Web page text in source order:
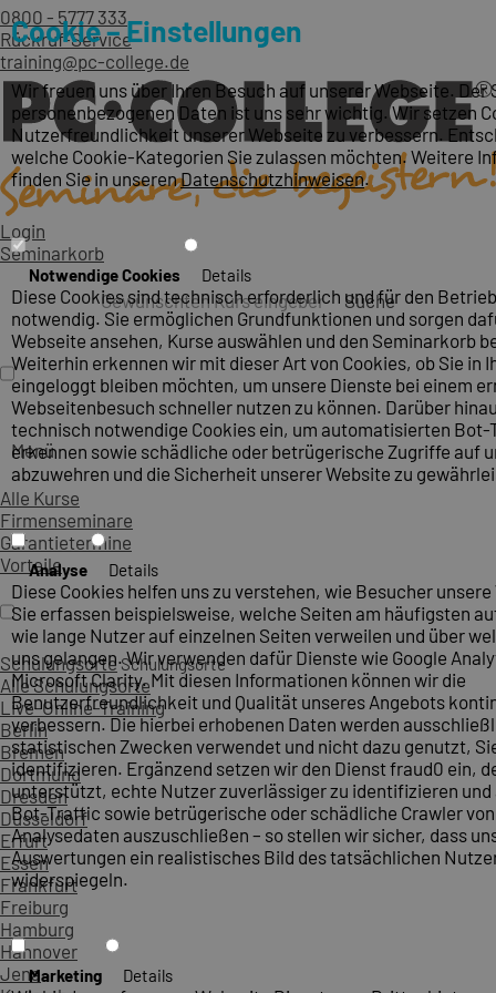
0800 - 5777 333
Rückruf-Service
training@pc-college.de
Login
Seminarkorb
Suche
Menü
Alle Kurse
Firmenseminare
Garantietermine
Vorteile
Schulungsorte Schulungsorte
Alle Schulungsorte
Live-Online-Training
Berlin
Bremen
Dortmund
Dresden
Düsseldorf
Erfurt
Essen
Frankfurt
Freiburg
Hamburg
Hannover
Jena
Cookie – Einstellungen
Wir freuen uns über Ihren Besuch auf unserer Webseite. Der
personenbezogenen Daten ist uns sehr wichtig. Wir setzen
Nutzerfreundlichkeit unserer Webseite zu verbessern.
welche Cookie-Kategorien Sie zulassen möchten. Weitere
finden Sie in unserenDatenschutzhinweisen.
Notwendige Cookies Details
Diese Cookies sind technisch erforderlich und für den
notwendig. Sie ermöglichen Grundfunktionen und sorgen
Webseite ansehen, Kurse auswählen und den Seminarkorb
Weiterhin erkennen wir mit dieser Art von Cookies, ob Sie in
eingeloggt bleiben möchten, um unsere Dienste bei einem
Webseitenbesuch schneller nutzen zu können. Darüber
technisch notwendige Cookies ein, um automatisierten Bot-
erkennen sowie schädliche oder betrügerische Zugriffe auf
abzuwehren und die Sicherheit unserer Website zu
Analyse Details
Diese Cookies helfen uns zu verstehen, wie Besucher
Sie erfassen beispielsweise, welche Seiten am häufigsten
wie lange Nutzer auf einzelnen Seiten verweilen und über
uns gelangen. Wir verwenden dafür Dienste wie Google
Microsoft Clarity. Mit diesen Informationen können wir die
Benutzerfreundlichkeit und Qualität unseres Angebots
verbessern. Die hierbei erhobenen Daten werden
statistischen Zwecken verwendet und nicht dazu genutzt,
identifizieren. Ergänzend setzen wir den Dienst fraud0 ein,
unterstützt, echte Nutzer zuverlässiger zu identifizieren
Bot-Traffic sowie betrügerische oder schädliche Crawler
Analysedaten auszuschließen – so stellen wir sicher, dass
Auswertungen ein realistisches Bild des tatsächlichen
widerspiegeln.
Marketing Details